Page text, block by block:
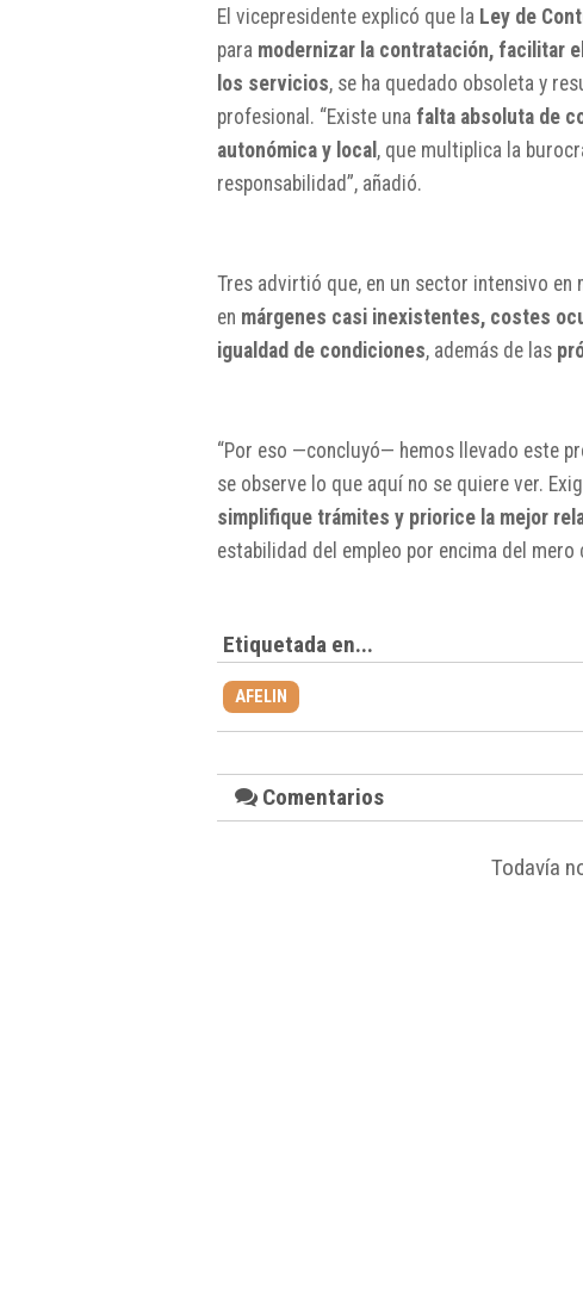
El vicepresidente explicó que la Ley de
para modernizar la contratación, facilitar
los servicios, se ha quedado obsoleta y
profesional. “Existe una falta absoluta de
autonómica y local , que multiplica la
responsabilidad”, añadió.
Tres advirtió que, en un sector intensivo
en márgenes casi inexistentes, costes
igualdad de condiciones, además de las
“Por eso —concluyó— hemos llevado este
se observe lo que aquí no se quiere ver.
simplifique trámites y priorice la mejor
estabilidad del empleo por encima del
Etiquetada en...
AFELIN
Comentarios
Todavía